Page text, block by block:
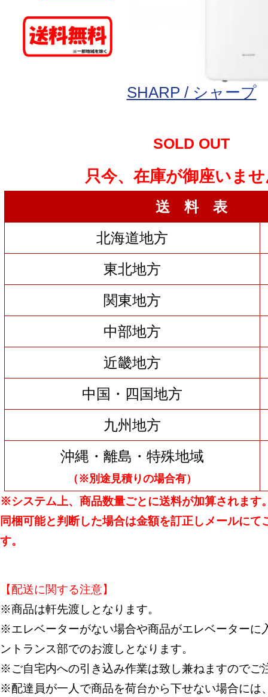
SHARP / シャープ
SOLD OUT
只今、在庫が御座いま
送 料 表
北海道地方
東北地方
関東地方
中部地方
近畿地方
中国・四国地方
九州地方
沖縄・離島・特殊地域
（※別途見積りの場合有）
※システム上、商品数量ごとに送料が加算されます
同梱可能と判断した場合は金額を訂正しメールにて
す。
【配送に関する注意】
※商品は軒先渡しとなります。
※エレベーターがない場合や商品がエレベーターに
ントランス部でのお渡しとなります。
※ご自宅内への引き込み作業は致し兼ねますのでご
※配達員が一人で商品を荷台から下せない場合には